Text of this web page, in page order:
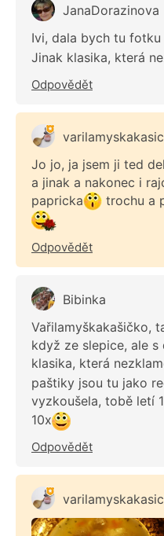
JanaDorazinova
Ivi, dala bych tu
Jinak klasika, která
Odpovědět
Jo jo, ja jsem ji ted
a jinak a nakonec i
papricka
trochu a
Odpovědět
Bibinka
Vařilamyškakašičko,
když ze slepice, ale
klasika, která
paštiky jsou tu jako
vyzkoušela, tobě letí
10x
Odpovědět